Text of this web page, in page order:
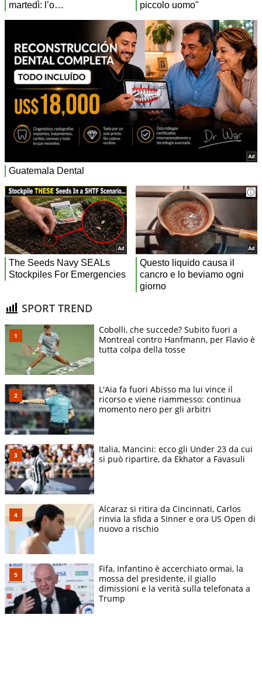
SPORT TREND
Cobolli, che succede? Subito fuori a
Montreal contro Hanfmann, per Flavio è
tutta colpa della tosse
L'Aia fa fuori Abisso ma lui vince il
ricorso e viene riammesso: continua
momento nero per gli arbitri
Italia, Mancini: ecco gli Under 23 da cui
si può ripartire, da Ekhator a Favasuli
Alcaraz si ritira da Cincinnati, Carlos
rinvia la sfida a Sinner e ora US Open di
nuovo a rischio
Fifa, Infantino è accerchiato ormai, la
mossa del presidente, il giallo
dimissioni e la verità sulla telefonata a
Trump